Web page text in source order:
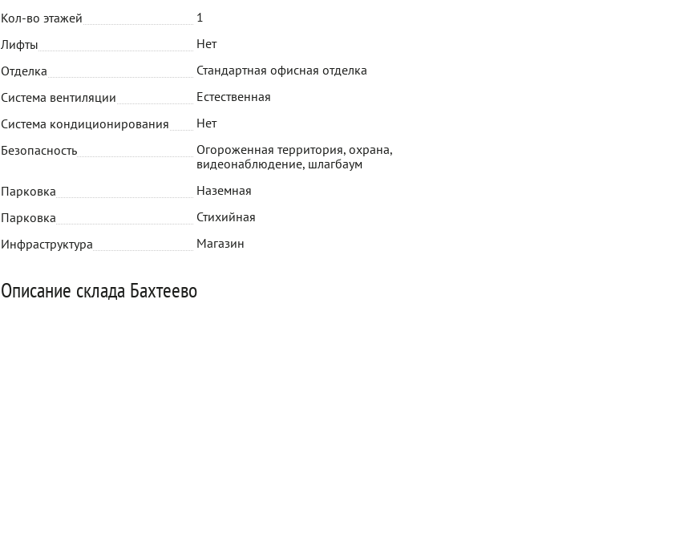
Кол-во этажей
1
Лифты
Нет
Отделка
Стандартная офисная отделка
Система вентиляции
Естественная
Система кондиционирования
Нет
Безопасность
Огороженная территория, охрана,
видеонаблюдение, шлагбаум
Парковка
Наземная
Парковка
Стихийная
Инфраструктура
Магазин
Описание склада Бахтеево